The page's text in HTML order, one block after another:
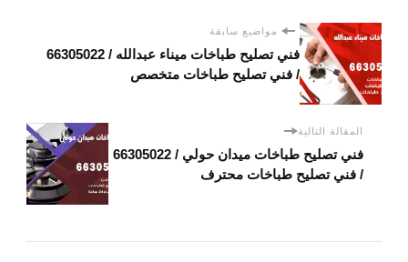
مواضيع سابقة
فني تصليح طباخات ميناء عبدالله / 66305022
/ فني تصليح طباخات متخصص
المقالة التالية
فني تصليح طباخات ميدان حولي / 66305022
/ فني تصليح طباخات محترف